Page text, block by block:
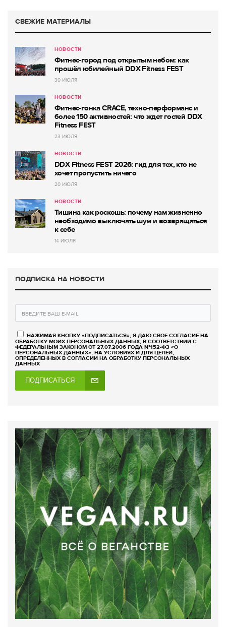
СВЕЖИЕ МАТЕРИАЛЫ
НОВОСТИ
Фитнес-город под открытым небом: как
прошёл юбилейный DDX Fitness FEST
30 ИЮЛЯ
НОВОСТИ
Фитнес-гонка CRACE, техно-перформанс и
более 150 активностей: что ждет гостей DDX
Fitness FEST
23 ИЮЛЯ
НОВОСТИ
DDX Fitness FEST 2026: гид для тех, кто не
хочет пропустить ничего
20 ИЮЛЯ
НОВОСТИ
Тишина как роскошь: почему нам жизненно
необходимо выключать шум и возвращаться
к себе
14 ИЮЛЯ
ПОДПИСКА НА НОВОСТИ
НАЖИМАЯ КНОПКУ «ПОДПИСАТЬСЯ», Я ДАЮ СВОЕ СОГЛАСИЕ НА
ОБРАБОТКУ МОИХ ПЕРСОНАЛЬНЫХ ДАННЫХ, В СООТВЕТСТВИИ С
ФЕДЕРАЛЬНЫМ ЗАКОНОМ ОТ 27.07.2006 ГОДА №152-ФЗ «О
ПЕРСОНАЛЬНЫХ ДАННЫХ», НА УСЛОВИЯХ И ДЛЯ ЦЕЛЕЙ,
ОПРЕДЕЛЕННЫХ В СОГЛАСИИ НА ОБРАБОТКУ ПЕРСОНАЛЬНЫХ
ДАННЫХ
ПОДПИСАТЬСЯ